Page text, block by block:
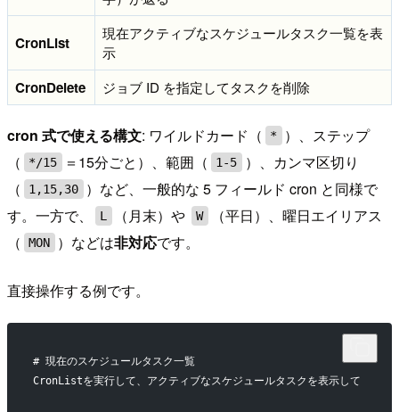
CronList
現在アクティブなスケジュールタスク一覧を表
示
CronDelete ジョブ ID を指定してタスクを削除
cron 式で使える構文: ワイルドカード（ *
）、ステップ
（
*/15 ＝15分ごと）、範囲（ 1-5
）、カンマ区切り
（
1,15,30
）など、一般的な 5 フィールド cron と同様で
す。一方で、
L （月末）や W
（平日）、曜日エイリアス
（
MON ）などは非対応です。
直接操作する例です。
# 現在のスケジュールタスク一覧
CronListを実行して、アクティブなスケジュールタスクを表示して